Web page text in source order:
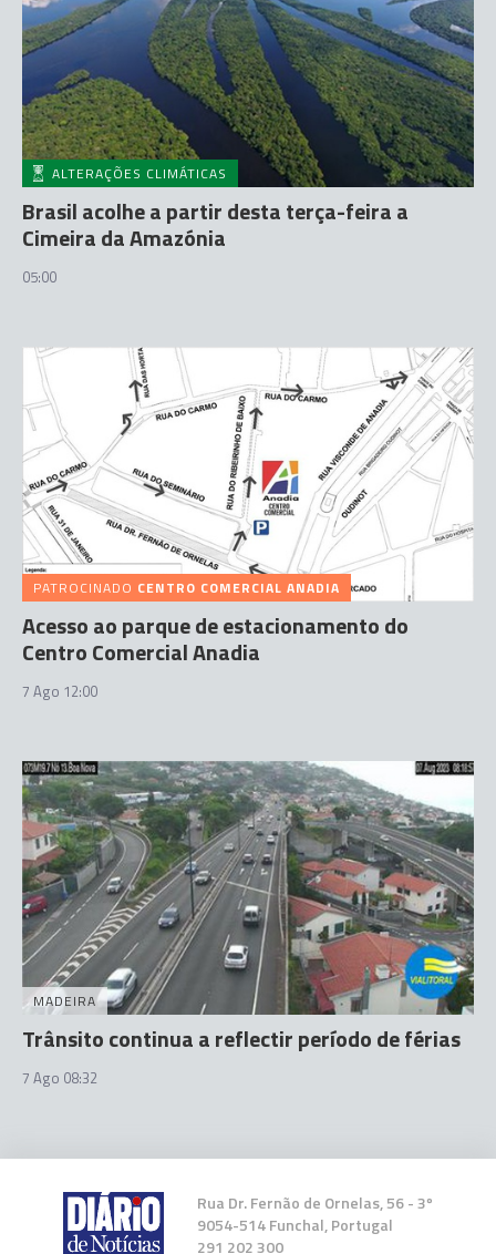
ALTERAÇÕES CLIMÁTICAS
Brasil acolhe a partir desta terça-feira a
Cimeira da Amazónia
05:00
PATROCINADO CENTRO COMERCIAL ANADIA
Acesso ao parque de estacionamento do
Centro Comercial Anadia
7 Ago 12:00
MADEIRA
Trânsito continua a reflectir período de férias
7 Ago 08:32
Rua Dr. Fernão de Ornelas, 56 - 3º
9054-514 Funchal, Portugal
291 202 300